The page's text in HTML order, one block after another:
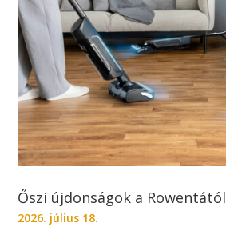
Őszi újdonságok a Rowentától
2026. július 18.